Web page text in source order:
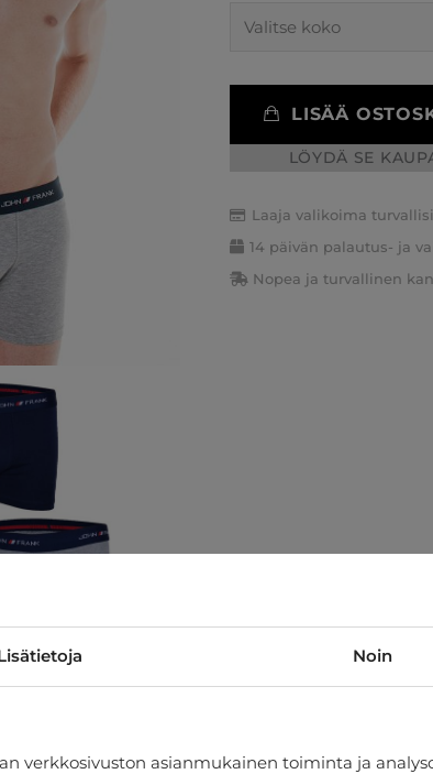
LISÄÄ
LÖYDÄ SE
Laaja valikoima
14 päivän palautus- ja
Nopea ja turvallinen
Noin
verkkosivuston asianmukainen toiminta ja